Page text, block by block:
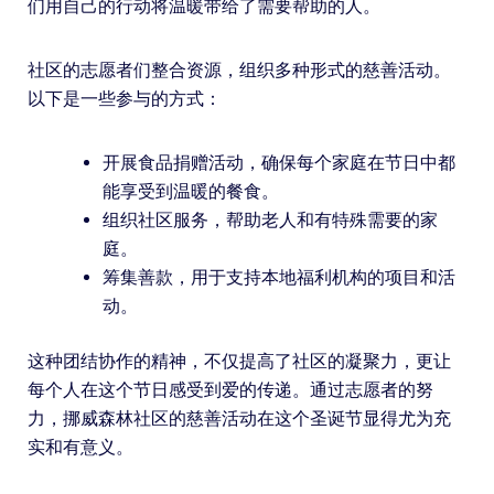
们用自己的行动将温暖带给了需要帮助的人。
社区的志愿者们整合资源，组织多种形式的慈善活动。
以下是一些参与的方式：
开展食品捐赠活动，确保每个家庭在节日中都
能享受到温暖的餐食。
组织社区服务，帮助老人和有特殊需要的家
庭。
筹集善款，用于支持本地福利机构的项目和活
动。
这种团结协作的精神，不仅提高了社区的凝聚力，更让
每个人在这个节日感受到爱的传递。通过志愿者的努
力，挪威森林社区的慈善活动在这个圣诞节显得尤为充
实和有意义。